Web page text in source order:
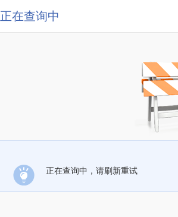
正在查询中
正在查询中，请刷新重试